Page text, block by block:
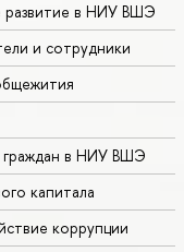
развитие в НИУ ВШЭ
и сотрудники
в НИУ ВШЭ
капитала
коррупции